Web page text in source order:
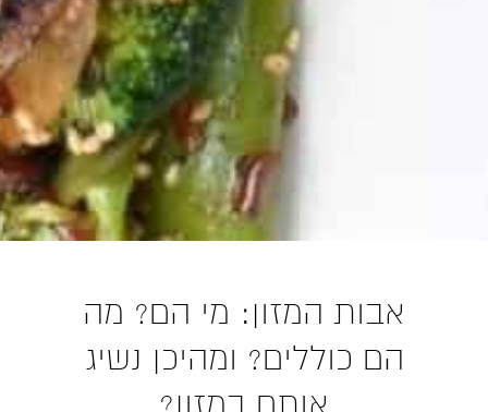
אבות המזון: מי הם? מה
הם כוללים? ומהיכן נשיג